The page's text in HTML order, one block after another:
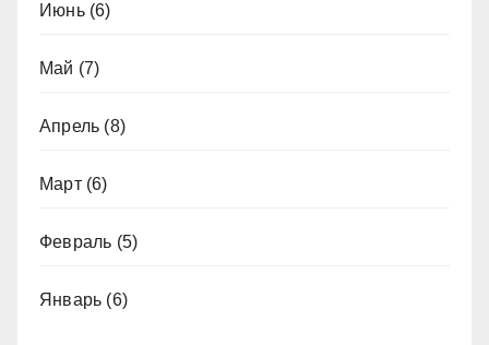
Июнь(6)
Май (7)
Апрель (8)
Март(6)
Февраль (5)
Январь (6)